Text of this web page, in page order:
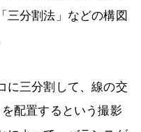
三分割法」などの構図
に三分割して、線の交
配置するという撮影